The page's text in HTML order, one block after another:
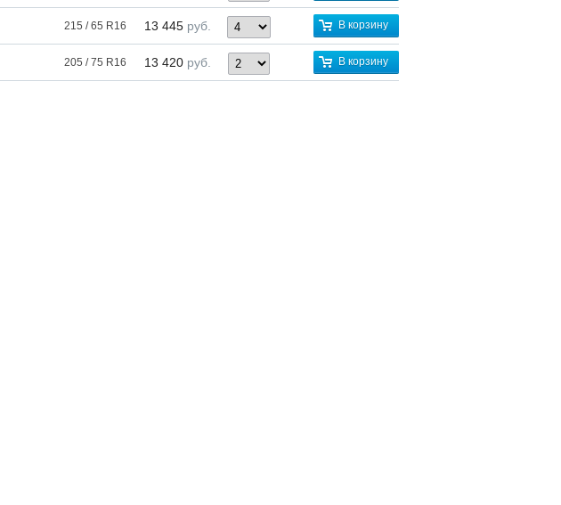
215 / 65 R16 13 445 руб. В корзину
205 / 75 R16 13 420 руб. В корзину